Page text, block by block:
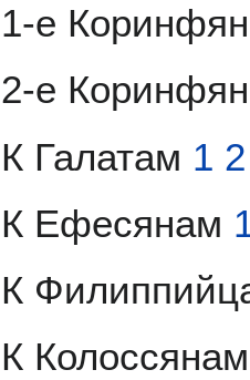
1-е
2-е
К Галатам 1 2
К Ефесянам
К
К